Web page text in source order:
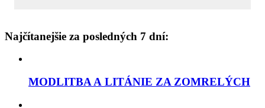
Najčítanejšie za posledných 7 dní:
MODLITBA A LITÁNIE ZA ZOMRELÝCH